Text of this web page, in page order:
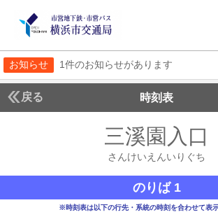
お知らせ 1件のお知らせがあります
戻る 時刻表
三溪園入口
さんけいえんいりぐち
のりば 1
※時刻表は以下の行先・系統の時刻を合わせて表